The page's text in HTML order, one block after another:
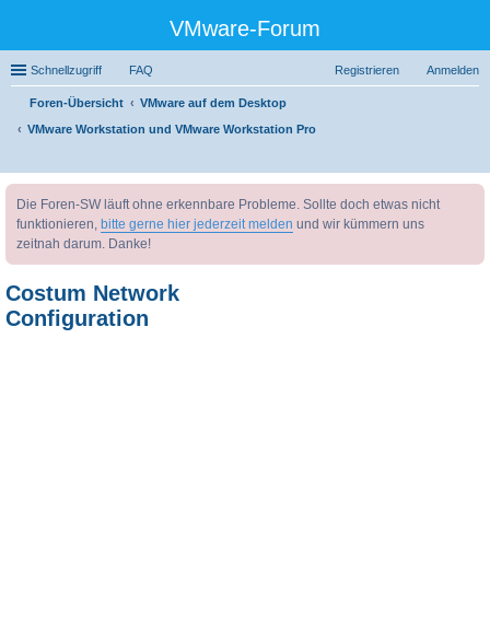
VMware-Forum
Schnellzugriff FAQ Anmelden
Registrieren
Foren-Übersicht
VMware auf dem Desktop
VMware Workstation und VMware Workstation Pro
uc
Die Foren-SW läuft ohne erkennbare Probleme. Sollte doch etwas nicht
funktionieren, bitte gerne hier jederzeit melden und wir kümmern uns
zeitnah darum. Danke!
Costum Network
Configuration